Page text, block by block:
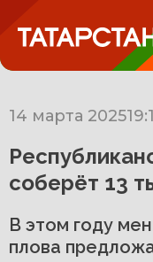
14 марта 2025
соберёт 13
В этом году
плова